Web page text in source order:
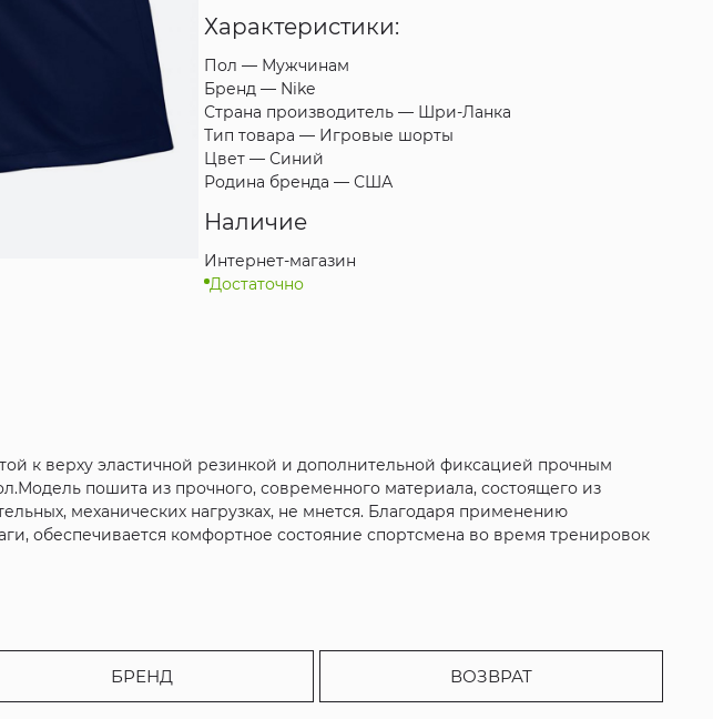
Характеристики:
Пол — Мужчинам
Бренд — Nike
Страна производитель — Шри-Ланка
Тип товара — Игровые шорты
Цвет — Синий
Родина бренда — США
Наличие
Интернет-магазин
Достаточно
к верху эластичной резинкой и дополнительной фиксацией прочным
пошита из прочного, современного материала, состоящего из
механических нагрузках, не мнется. Благодаря применению
обеспечивается комфортное состояние спортсмена во время тренировок
БРЕНД ВОЗВРАТ